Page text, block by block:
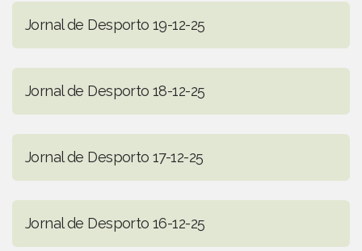
Jornal de Desporto 19-12-25
Jornal de Desporto 18-12-25
Jornal de Desporto 17-12-25
Jornal de Desporto 16-12-25